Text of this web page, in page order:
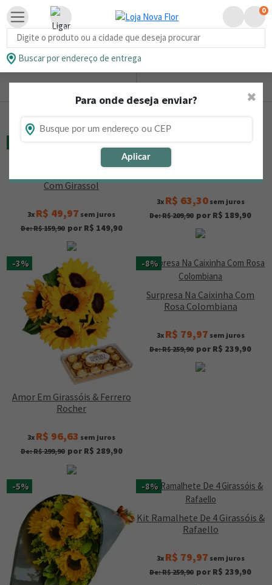
Busca de produtos
0
Buscar por endereço de entrega
Para onde deseja enviar?
Aplicar
✖
Refinar
Ordernar
Com Girassol
3x R$ 49,97 sem juros
De: R$ 159,90 por R$ 149,90
Buquê Amor Em Girassóis
3x R$ 63,30sem juros
De: R$ 209,90 por R$ 189,90
-3%
Amor Em Girassóis & Ferrero
Rocher
3x R$ 96,63 sem juros
De: R$ 299,90 por R$ 289,90
-8%
Surpresa Na Caixinha Com
Rosa Colombiana
3x R$ 79,97 sem juros
De: R$ 259,90 por R$ 239,90
-5% -8%
Kit Ramalhete De 4 Girassóis &
Rafaello
3x R$ 79,97 sem juros
De: R$ 259,90 por R$ 239,90